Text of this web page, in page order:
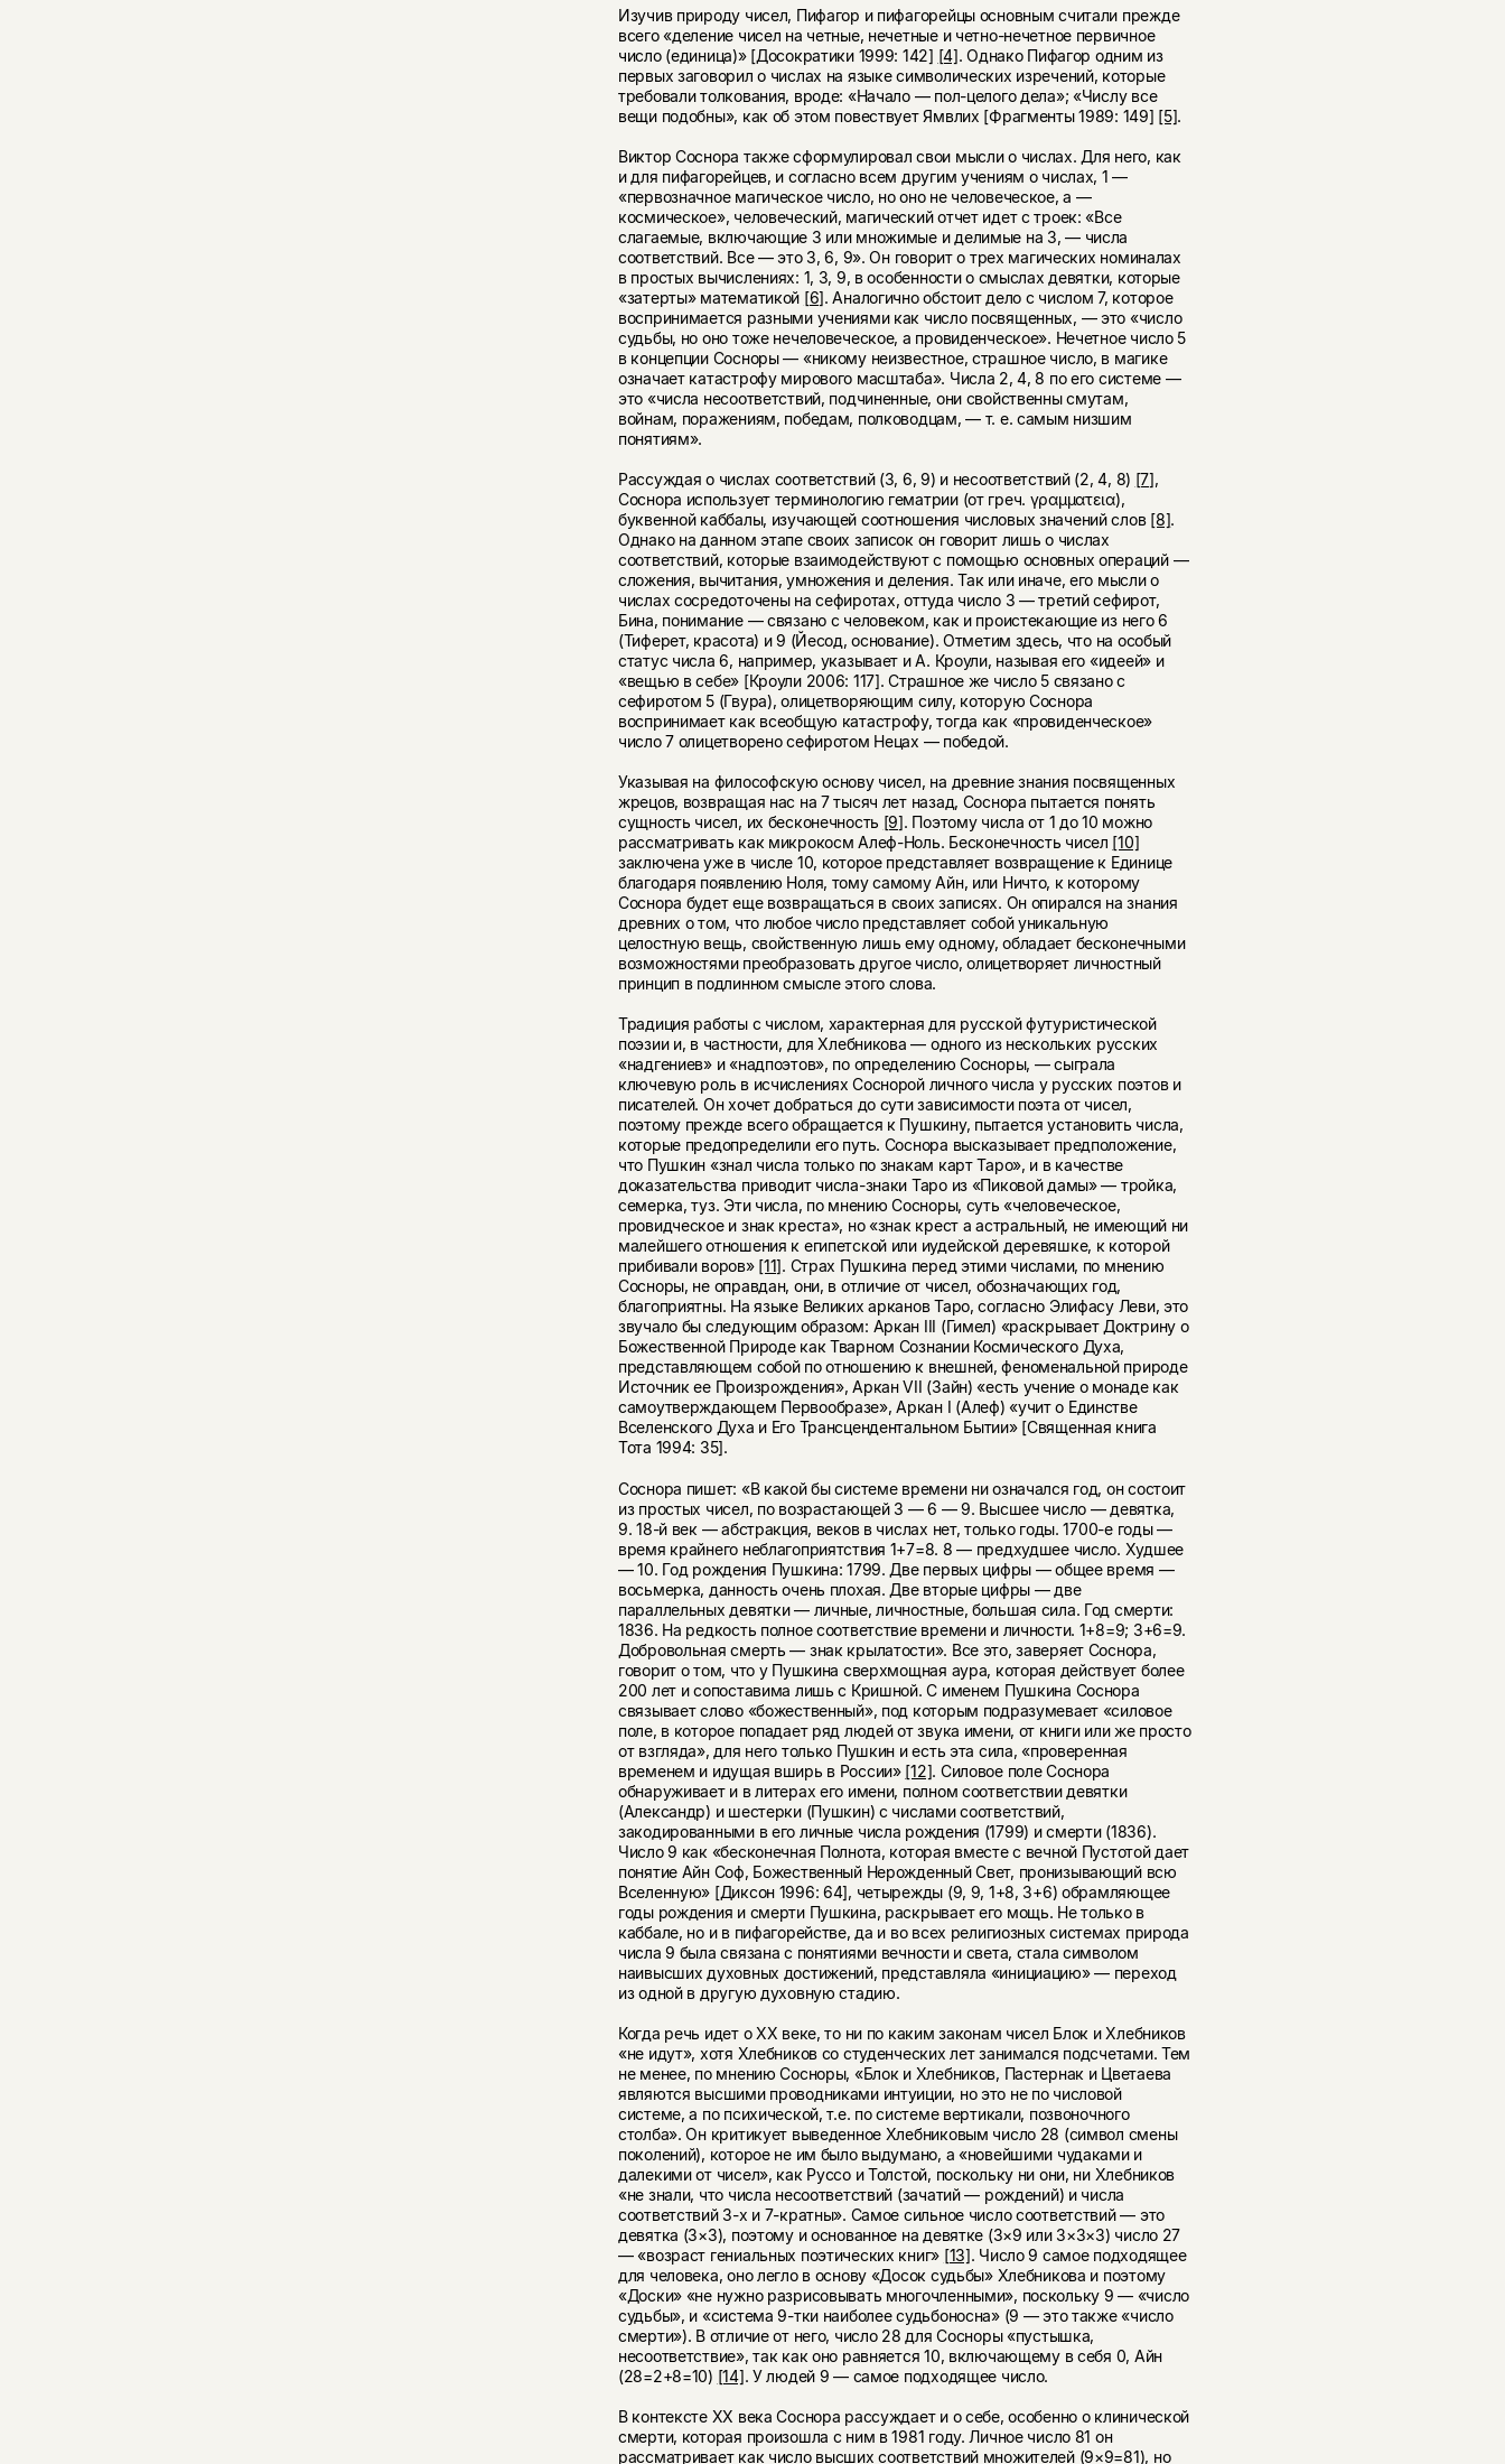
Изучив природу чисел, Пифагор и пифагорейцы основным считали прежде
всего «деление чисел на четные, нечетные и четно-нечетное первичное
число (единица)» [Досократики 1999: 142] [4]. Однако Пифагор одним из
первых заговорил о числах на языке символических изречений, которые
требовали толкования, вроде: «Начало — пол-целого дела»; «Числу все
вещи подобны», как об этом повествует Ямвлих [Фрагменты 1989: 149] [5].
Виктор Соснора также сформулировал свои мысли о числах. Для него, как
и для пифагорейцев, и согласно всем другим учениям о числах, 1 —
«первозначное магическое число, но оно не человеческое, а —
космическое», человеческий, магический отчет идет с троек: «Все
слагаемые, включающие 3 или множимые и делимые на 3, — числа
соответствий. Все — это 3, 6, 9». Он говорит о трех магических номиналах
в простых вычислениях: 1, 3, 9, в особенности о смыслах девятки, которые
«затерты» математикой [6]. Аналогично обстоит дело с числом 7, которое
воспринимается разными учениями как число посвященных, — это «число
судьбы, но оно тоже нечеловеческое, а провиденческое». Нечетное число 5
в концепции Сосноры — «никому неизвестное, страшное число, в магике
означает катастрофу мирового масштаба». Числа 2, 4, 8 по его системе —
это «числа несоответствий, подчиненные, они свойственны смутам,
войнам, поражениям, победам, полководцам, — т. е. самым низшим
понятиям».
Рассуждая о числах соответствий (3, 6, 9) и несоответствий (2, 4, 8) [7],
Соснора использует терминологию гематрии (от греч. γραμματεια),
буквенной каббалы, изучающей соотношения числовых значений слов [8].
Однако на данном этапе своих записок он говорит лишь о числах
соответствий, которые взаимодействуют с помощью основных операций —
сложения, вычитания, умножения и деления. Так или иначе, его мысли о
числах сосредоточены на сефиротах, оттуда число 3 — третий сефирот,
Бина, понимание — связано с человеком, как и проистекающие из него 6
(Тиферет, красота) и 9 (Йесод, основание). Отметим здесь, что на особый
статус числа 6, например, указывает и А. Кроули, называя его «идеей» и
«вещью в себе» [Кроули 2006: 117]. Страшное же число 5 связано с
сефиротом 5 (Гвура), олицетворяющим силу, которую Соснора
воспринимает как всеобщую катастрофу, тогда как «провиденческое»
число 7 олицетворено сефиротом Нецах — победой.
Указывая на философскую основу чисел, на древние знания посвященных
жрецов, возвращая нас на 7 тысяч лет назад, Соснора пытается понять
сущность чисел, их бесконечность [9]. Поэтому числа от 1 до 10 можно
рассматривать как микрокосм Алеф-Ноль. Бесконечность чисел [10]
заключена уже в числе 10, которое представляет возвращение к Единице
благодаря появлению Ноля, тому самому Айн, или Ничто, к которому
Соснора будет еще возвращаться в своих записях. Он опирался на знания
древних о том, что любое число представляет собой уникальную
целостную вещь, свойственную лишь ему одному, обладает бесконечными
возможностями преобразовать другое число, олицетворяет личностный
принцип в подлинном смысле этого слова.
Традиция работы с числом, характерная для русской футуристической
поэзии и, в частности, для Хлебникова — одного из нескольких русских
«надгениев» и «надпоэтов», по определению Сосноры, — сыграла
ключевую роль в исчислениях Соснорой личного числа у русских поэтов и
писателей. Он хочет добраться до сути зависимости поэта от чисел,
поэтому прежде всего обращается к Пушкину, пытается установить числа,
которые предопределили его путь. Соснора высказывает предположение,
что Пушкин «знал числа только по знакам карт Таро», и в качестве
доказательства приводит числа-знаки Таро из «Пиковой дамы» — тройка,
семерка, туз. Эти числа, по мнению Сосноры, суть «человеческое,
провидческое и знак креста», но «знак крест а астральный, не имеющий ни
малейшего отношения к египетской или иудейской деревяшке, к которой
прибивали воров» [11]. Страх Пушкина перед этими числами, по мнению
Сосноры, не оправдан, они, в отличие от чисел, обозначающих год,
благоприятны. На языке Великих арканов Таро, согласно Элифасу Леви, это
звучало бы следующим образом: Аркан III (Гимел) «раскрывает Доктрину о
Божественной Природе как Тварном Сознании Космического Духа,
представляющем собой по отношению к внешней, феноменальной природе
Источник ее Произрождения», Аркан VII (Зайн) «есть учение о монаде как
самоутверждающем Первообразе», Аркан I (Алеф) «учит о Единстве
Вселенского Духа и Его Трансцендентальном Бытии» [Священная книга
Тота 1994: 35].
Соснора пишет: «В какой бы системе времени ни означался год, он состоит
из простых чисел, по возрастающей 3 — 6 — 9. Высшее число — девятка,
9. 18-й век — абстракция, веков в числах нет, только годы. 1700-е годы —
время крайнего неблагоприятствия 1+7=8. 8 — предхудшее число. Худшее
— 10. Год рождения Пушкина: 1799. Две первых цифры — общее время —
восьмерка, данность очень плохая. Две вторые цифры — две
параллельных девятки — личные, личностные, большая сила. Год смерти:
1836. На редкость полное соответствие времени и личности. 1+8=9; 3+6=9.
Добровольная смерть — знак крылатости». Все это, заверяет Соснора,
говорит о том, что у Пушкина сверхмощная аура, которая действует более
200 лет и сопоставима лишь с Кришной. С именем Пушкина Соснора
связывает слово «божественный», под которым подразумевает «силовое
поле, в которое попадает ряд людей от звука имени, от книги или же просто
от взгляда», для него только Пушкин и есть эта сила, «проверенная
временем и идущая вширь в России» [12]. Силовое поле Соснора
обнаруживает и в литерах его имени, полном соответствии девятки
(Александр) и шестерки (Пушкин) с числами соответствий,
закодированными в его личные числа рождения (1799) и смерти (1836).
Число 9 как «бесконечная Полнота, которая вместе с вечной Пустотой дает
понятие Айн Соф, Божественный Нерожденный Свет, пронизывающий всю
Вселенную» [Диксон 1996: 64], четырежды (9, 9, 1+8, 3+6) обрамляющее
годы рождения и смерти Пушкина, раскрывает его мощь. Не только в
каббале, но и в пифагорействе, да и во всех религиозных системах природа
числа 9 была связана с понятиями вечности и света, стала символом
наивысших духовных достижений, представляла «инициацию» — переход
из одной в другую духовную стадию.
Когда речь идет о ХХ веке, то ни по каким законам чисел Блок и Хлебников
«не идут», хотя Хлебников со студенческих лет занимался подсчетами. Тем
не менее, по мнению Сосноры, «Блок и Хлебников, Пастернак и Цветаева
являются высшими проводниками интуиции, но это не по числовой
системе, а по психической, т.е. по системе вертикали, позвоночного
столба». Он критикует выведенное Хлебниковым число 28 (символ смены
поколений), которое не им было выдумано, а «новейшими чудаками и
далекими от чисел», как Руссо и Толстой, поскольку ни они, ни Хлебников
«не знали, что числа несоответствий (зачатий — рождений) и числа
соответствий 3-х и 7-кратны». Самое сильное число соответствий — это
девятка (3×3), поэтому и основанное на девятке (3×9 или 3×3×3) число 27
— «возраст гениальных поэтических книг» [13]. Число 9 самое подходящее
для человека, оно легло в основу «Досок судьбы» Хлебникова и поэтому
«Доски» «не нужно разрисовывать многочленными», поскольку 9 — «число
судьбы», и «система 9-тки наиболее судьбоносна» (9 — это также «число
смерти»). В отличие от него, число 28 для Сосноры «пустышка,
несоответствие», так как оно равняется 10, включающему в себя 0, Айн
(28=2+8=10) [14]. У людей 9 — самое подходящее число.
В контексте ХХ века Соснора рассуждает и о себе, особенно о клинической
смерти, которая произошла с ним в 1981 году. Личное число 81 он
рассматривает как число высших соответствий множителей (9×9=81), но